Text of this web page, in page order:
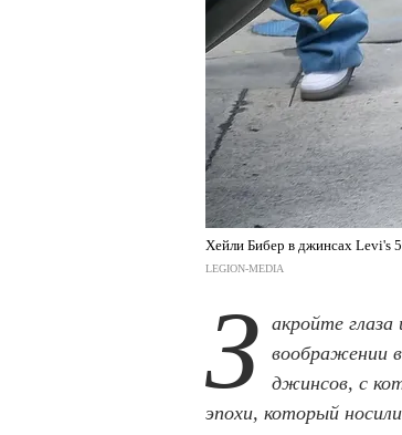
Хейли Бибер в джинсах Levi's
LEGION-MEDIA
З акройте
воображении
джинсов, с
эпохи, который